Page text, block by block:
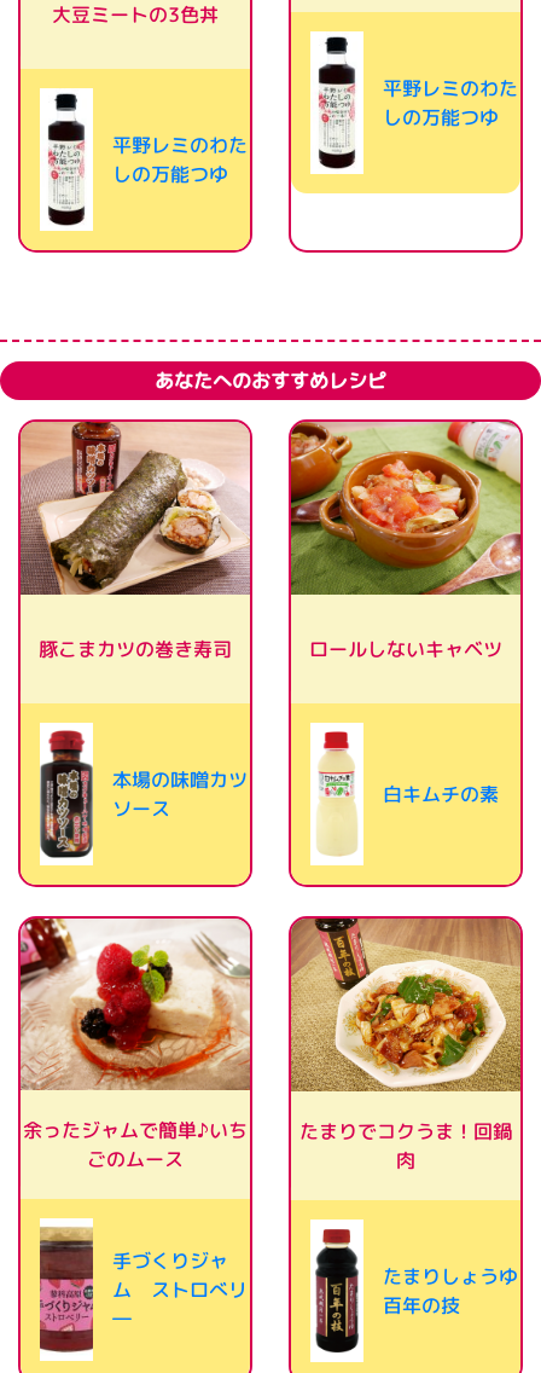
大豆ミートの3色丼
平野レミのわた
しの万能つゆ
平野レミのわた
しの万能つゆ
あなたへのおすすめレシピ
豚こまカツの巻き寿司
本場の味噌カツ
ソース
ロールしないキャベツ
白キムチの素
余ったジャムで簡単♪いち
ごのムース
手づくりジャ
ム ストロべリ
―
たまりでコクうま！回鍋
肉
たまりしょうゆ
百年の技